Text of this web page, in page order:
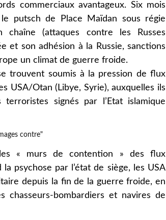
commerciaux avantageux. Six mois
putsch de Place Maïdan sous régie
(attaques contre les Russes
et son adhésion à la Russie, sanctions
un climat de guerre froide.
trouvent soumis à la pression de flux
USA/Otan (Libye, Syrie), auxquelles ils
signés par l’Etat islamique
« murs de contention » des flux
psychose par l’état de siège, les USA
depuis la fin de la guerre froide, en
chasseurs-bombardiers et navires de